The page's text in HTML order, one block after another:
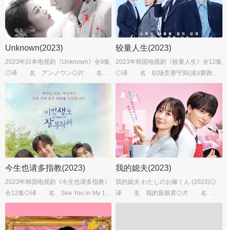
Unknown(2023)
2023年日本电视剧《Unknown》全9集
◎译 名 アンノウン◎片 名
Unknown◎年 代 2023◎产
地 日本◎类 别 剧情/爱情...
较量人生(2023)
2023年韩国电视剧《较量人生》全12集
◎译 名 职场竞赛守则(港)/赛跑◎
片 名 레이스 ◎年 代 2023
◎产 地 韩国◎类 别 剧情/爱
今生也请多指教(2023)
2023年韩国电视剧《今生也请多指教》
全12集◎译 名 See You in My 19t
h Life◎片 名 이번 생도 잘 부탁해
◎年 代 2023◎产 地 韩国...
我的媳夫(2023)
我的媳夫 わたしのお嫁くん (2023)◎
译 名 我的新娘君◎片 名 わ
たしのお嫁くん◎年 代 2023◎